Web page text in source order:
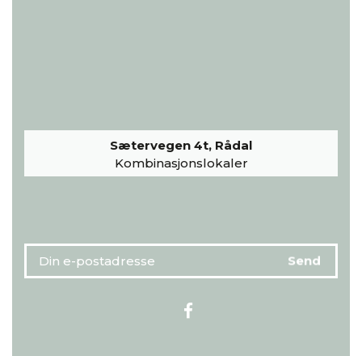
Sætervegen 4t, Rådal
Kombinasjonslokaler